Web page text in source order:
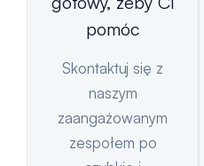
pomóc
Skontaktuj się z
naszym
zaangażowanym
zespołem po